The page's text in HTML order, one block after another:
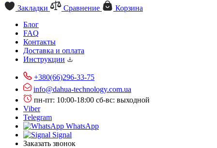
Закладки
Сравнение
Корзина
Блог
FAQ
Контакты
Доставка и оплата
Инструкции
+380(66)296-33-75
info@dahua-technology.com.ua
пн-пт: 10:00-18:00 сб-вс: выходной
Viber
Telegram
WhatsApp
Signal
Заказать звонок